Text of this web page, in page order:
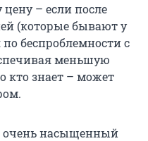
– если после
(которые бывают у
по беспроблемности с
меньшую
кто знает – может
очень насыщенный